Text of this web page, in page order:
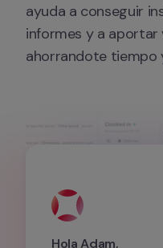
ayuda a conseguir
informes y a
ahorrandote tiempo
Hola Adam,